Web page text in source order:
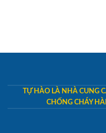
TỰ HÀO LÀ NHÀ CUNG
CHỐNG CHÁY